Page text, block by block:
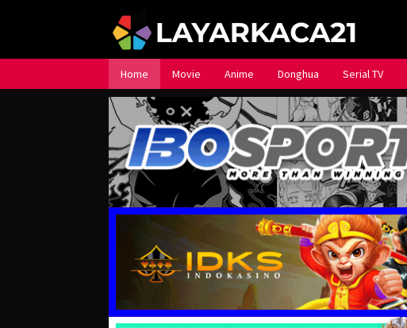
Home Movie Anime Donghua Serial TV